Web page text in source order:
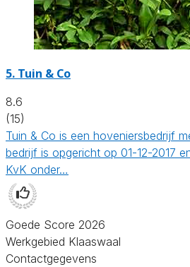
5. Tuin & Co
8.6
(15)
Tuin & Co is een hoveniersbedrijf
bedrijf is opgericht op 01-12-2017
KvK onder…
Goede Score 2026
Werkgebied Klaaswaal
Contactgegevens